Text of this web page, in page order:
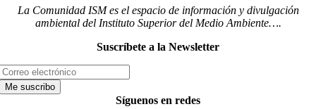
La Comunidad ISM es el espacio de información y divulgación
ambiental del Instituto Superior del Medio Ambiente….
Suscríbete a la Newsletter
Síguenos en redes